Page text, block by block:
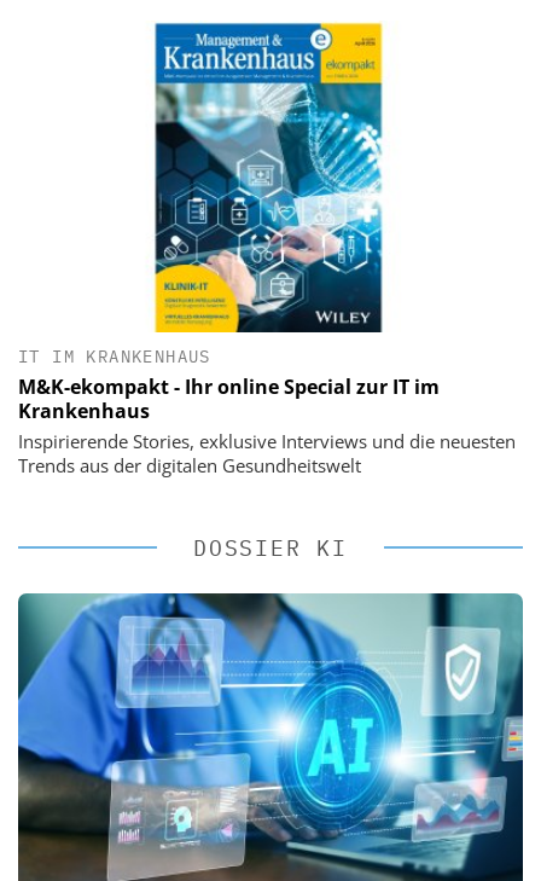
IT IM KRANKENHAUS
M&K-ekompakt - Ihr online Special zur IT im
Krankenhaus
Inspirierende Stories, exklusive Interviews und die neuesten
Trends aus der digitalen Gesundheitswelt
DOSSIER KI